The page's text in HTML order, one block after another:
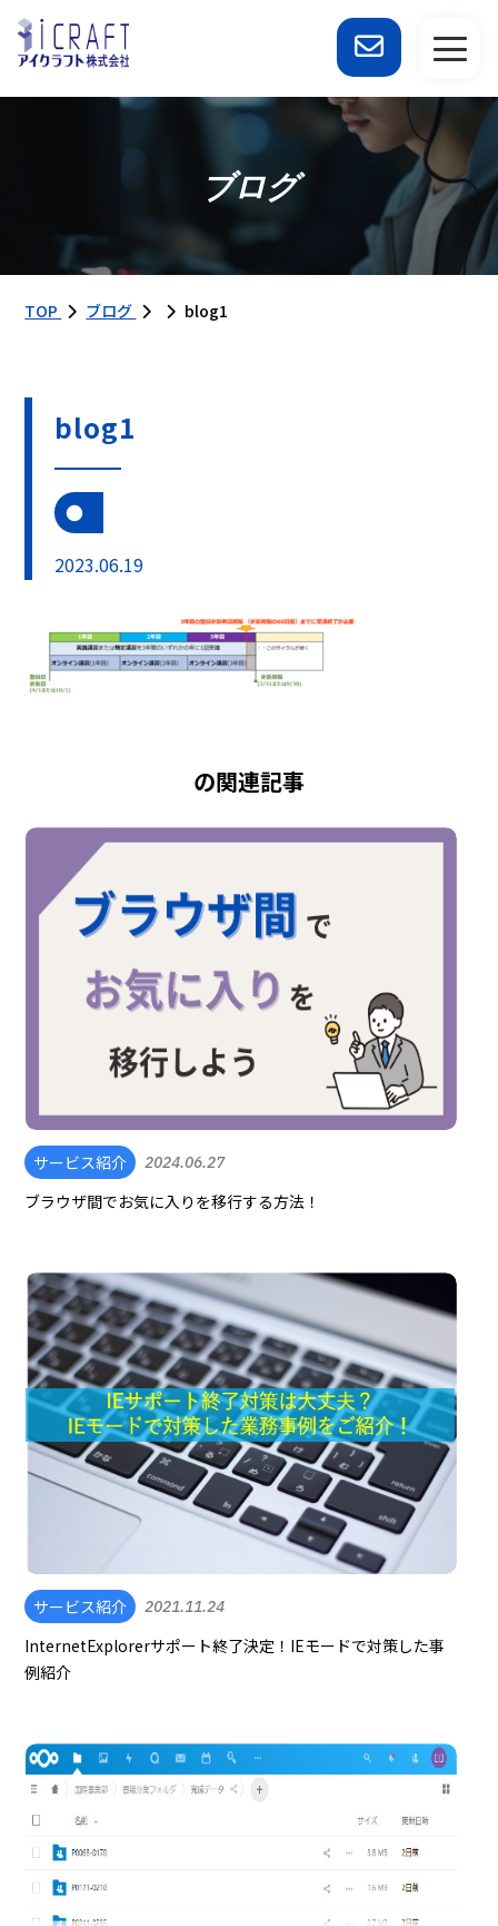
ブログ
TOP ブログ blog1
blog1
2023.06.19
の関連記事
サービス紹介 2024.06.27
ブラウザ間でお気に入りを移行する方法！
サービス紹介 2021.11.24
InternetExplorerサポート終了決定！IEモードで対策した事
例紹介